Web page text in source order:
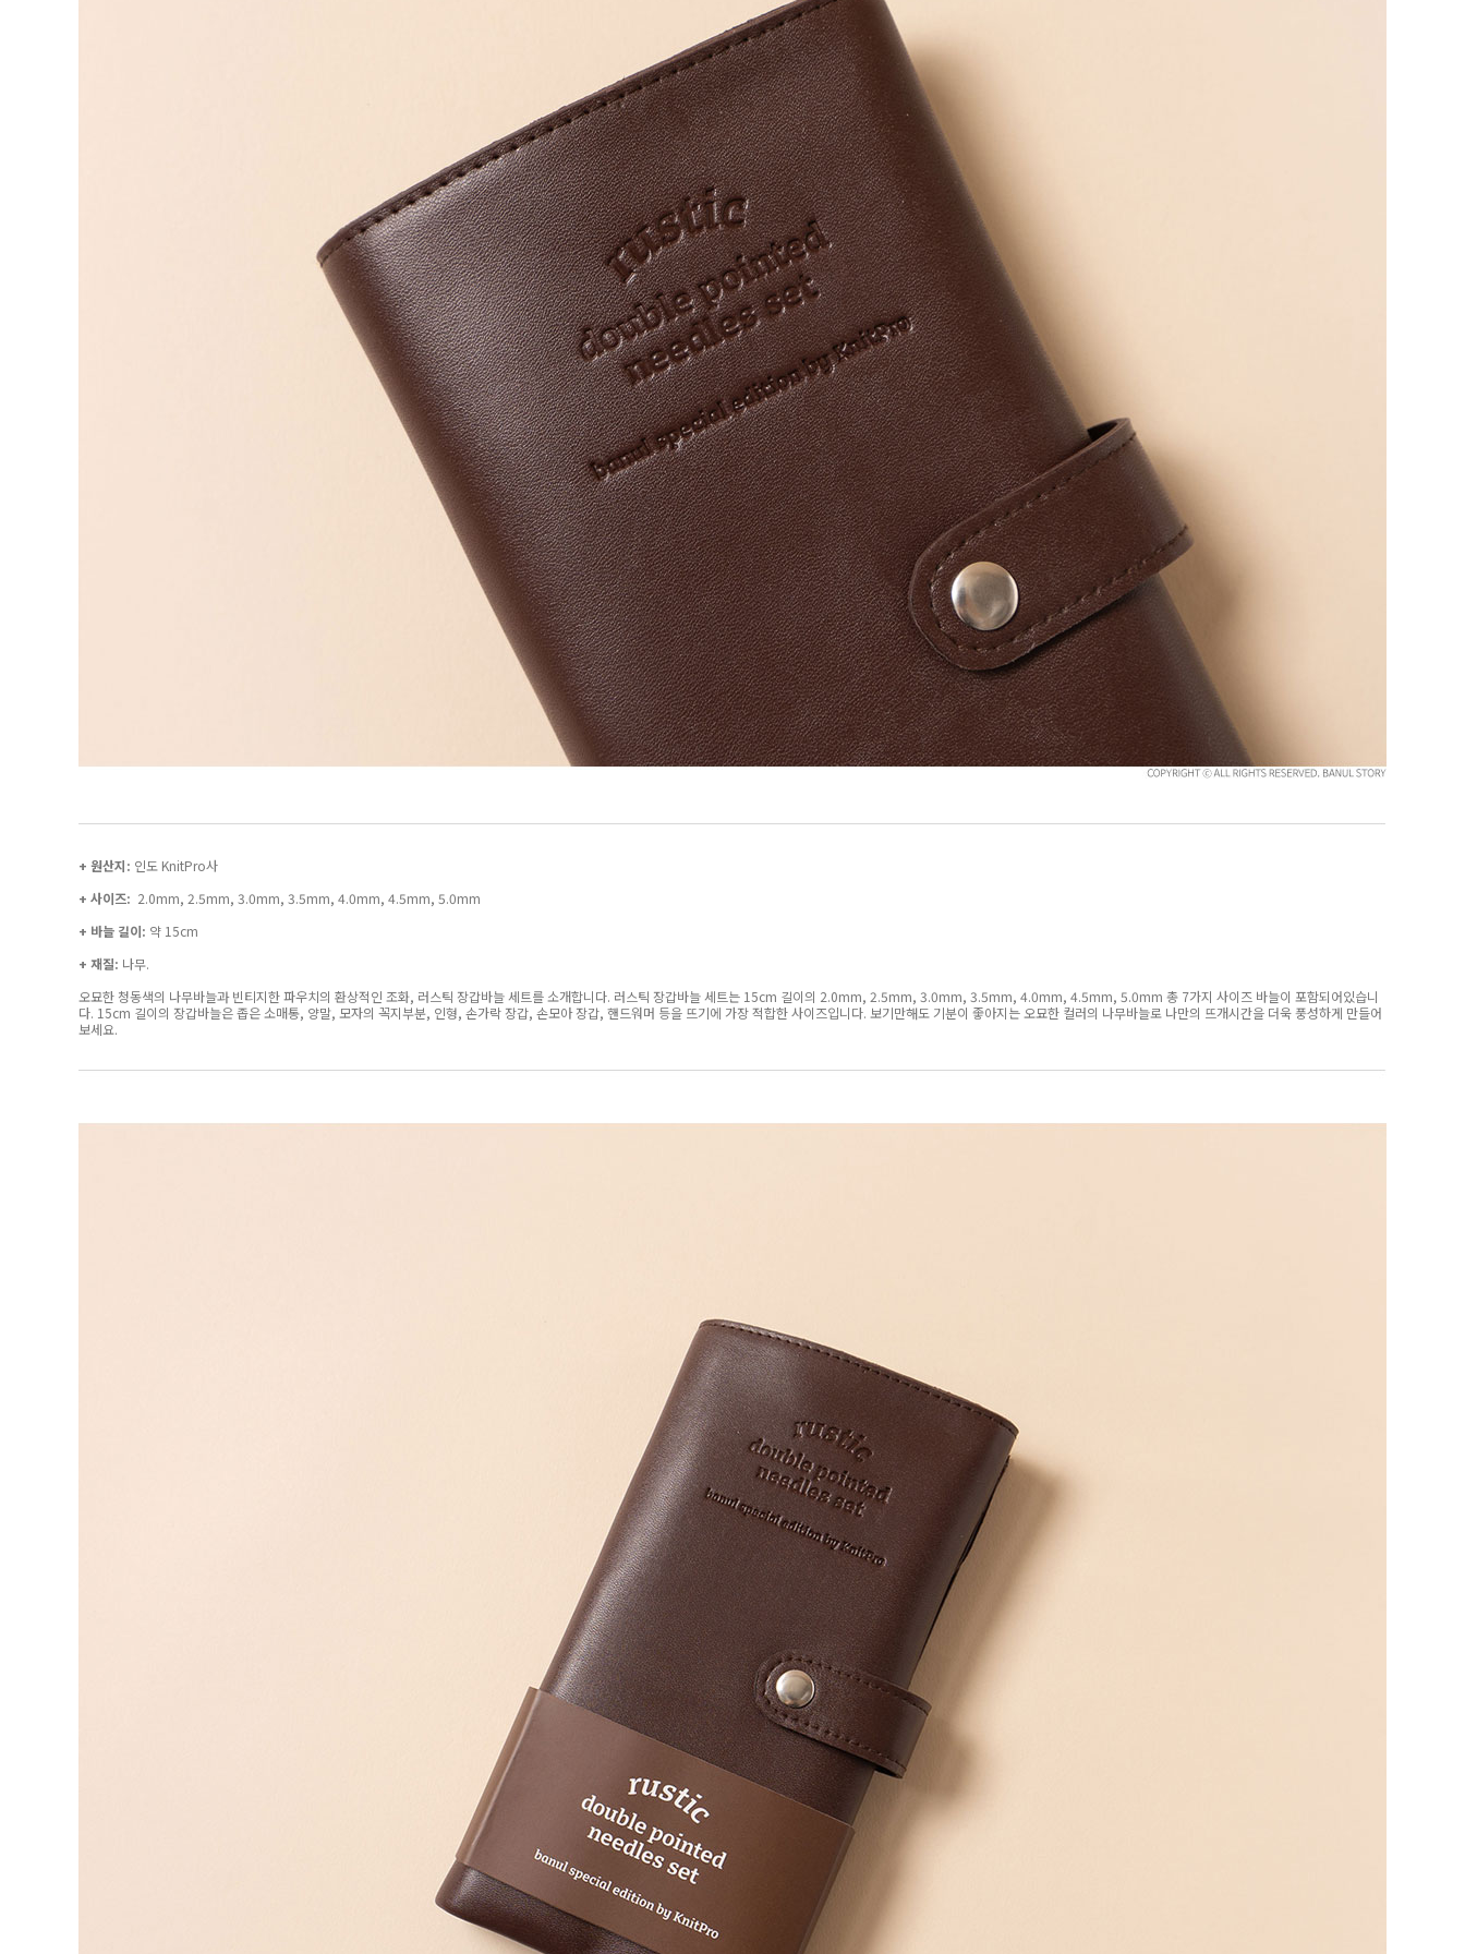
+ 원산지: 인도 KnitPro사
+ 사이즈: 2.0mm, 2.5mm, 3.0mm, 3.5mm, 4.0mm, 4.5mm, 5.0mm
+ 바늘 길이: 약 15cm
+ 재질: 나무.
오묘한 청동색의 나무바늘과 빈티지한 파우치의 환상적인 조화, 러스틱 장갑바늘 세트를 소개합니다. 러스틱 장갑바늘 세트는 15cm 길이의 2.0mm, 2.5mm, 3.0mm, 3.5mm, 4.0mm, 4.5mm, 5.0mm 총 7가지 사이즈 바늘이 포함되어있습니
다. 15cm 길이의 장갑바늘은 좁은 소매통, 양말, 모자의 꼭지부분, 인형, 손가락 장갑, 손모아 장갑, 핸드워머 등을 뜨기에 가장 적합한 사이즈입니다. 보기만해도 기분이 좋아지는 오묘한 컬러의 나무바늘로 나만의 뜨개시간을 더욱 풍성하게 만들어
보세요.